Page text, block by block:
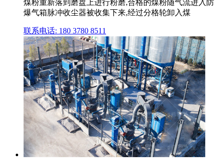
煤粉重新落到磨盘上进行粉磨,合格的煤粉随气流进入防
爆气箱脉冲收尘器被收集下来,经过分格轮卸入煤
联系电话: 180 3780 8511